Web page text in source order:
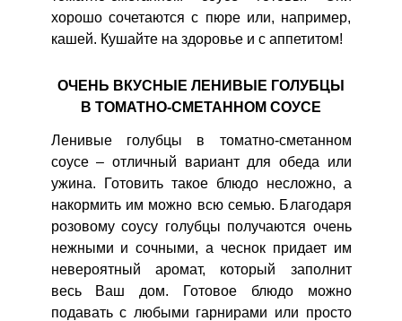
хорошо сочетаются с пюре или, например,
кашей. Кушайте на здоровье и с аппетитом!
ОЧЕНЬ ВКУСНЫЕ ЛЕНИВЫЕ ГОЛУБЦЫ
В ТОМАТНО-СМЕТАННОМ СОУСЕ
Ленивые голубцы в томатно-сметанном
соусе – отличный вариант для обеда или
ужина. Готовить такое блюдо несложно, а
накормить им можно всю семью. Благодаря
розовому соусу голубцы получаются очень
нежными и сочными, а чеснок придает им
невероятный аромат, который заполнит
весь Ваш дом. Готовое блюдо можно
подавать с любыми гарнирами или просто